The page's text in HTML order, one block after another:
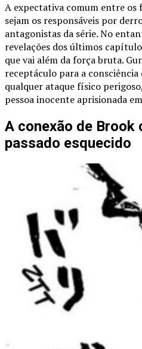
A expectativa comum entre os
sejam os responsáveis por
antagonistas da série. No
revelações dos últimos
que vai além da força bruta.
receptáculo para a
qualquer ataque físico
pessoa inocente aprisionada
A conexão de Brook
passado esquecido